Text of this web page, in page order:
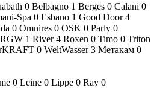
0 Belbagno 1 Berges 0 Calani 0
Spa 0 Esbano 1 Good Door4
0 Omnires 0 OSK 0 Parly 0
RGW 1 River4 Roxen 0 Timo 0 Triton
0 WeltWasser3 Метакам 0
0 Leine 0 Lippe 0 Ray 0